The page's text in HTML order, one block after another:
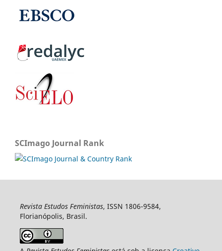
SCImago Journal Rank
Revista Estudos Feministas, ISSN 1806-9584,
Florianópolis, Brasil.